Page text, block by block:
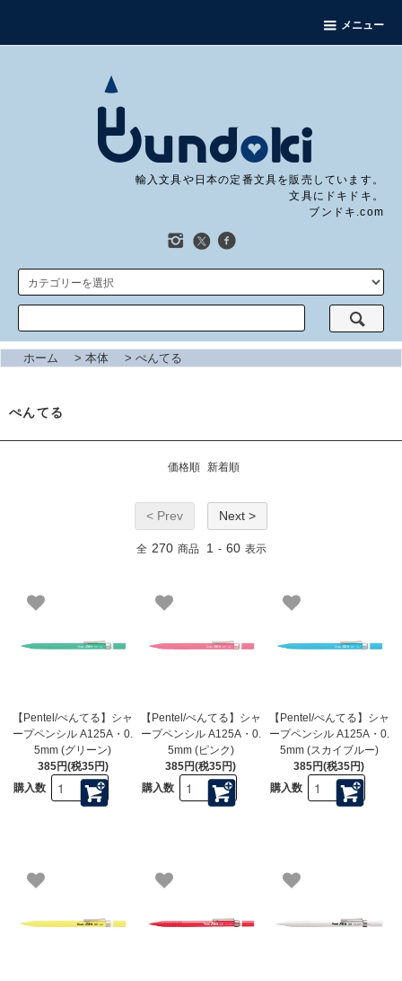
メニュー
輸入文具や日本の定番文具を販売しています。
文具にドキドキ。
ブンドキ.com
ホーム > 本体 > ぺんてる
ぺんてる
価格順 新着順
< Prev Next >
全 270 商品 1 - 60 表示
【Pentel/ぺんてる】シャ
ープペンシル A125A・0.
5mm (グリーン)
385円(税35円)
購入数
【Pentel/ぺんてる】シャ
ープペンシル A125A・0.
5mm (ピンク)
385円(税35円)
購入数
【Pentel/ぺんてる】シャ
ープペンシル A125A・0.
5mm (スカイブルー)
385円(税35円)
購入数